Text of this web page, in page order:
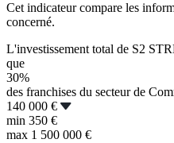
Cet indicateur compare les
concerné.
L'investissement total de S2
que
30%
des franchises du secteur de
140 000 €
min 350 €
max 1 500 000 €